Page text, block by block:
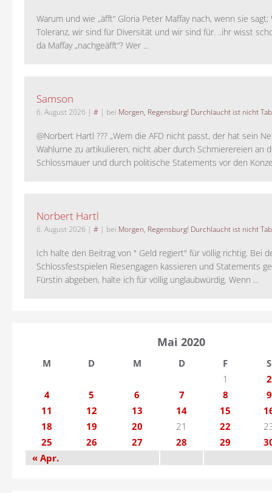
Warum und wie „äfft“ Gloria Peter Maffay nach, wenn sie
Toleranz, wir sind für Diversität und wir sind für. ..ihr wisst
da Maffay „nachgeäfft“? Wer ...
Samson
6. August 2026 | # | bei Morgen, Regensburg! Durchlaucht ist nicht
@Norbert Hartl ??? „Wem die AFD nicht passt, der hat sein
Wahlurne zu artikulieren, nicht aber durch Schmierereien an
Schlossmauer und durch politische Statements vor den
Norbert Hartl
6. August 2026 | # | bei Morgen, Regensburg! Durchlaucht ist nicht
Ich halte den Beitrag von " Geld regiert" für völlig richtig. Bei
Schlossfestspielen Riesengagen kassieren und Statements
Fürstin abgeben, halte ich für völlig unglaubwürdig. Wenn ...
Mai 2020
M D M D F
S
1
2
4
5 6 7 8
9
11
12 13 14 15
18
19 20 21 22
25
26 27 28 29
« Apr.